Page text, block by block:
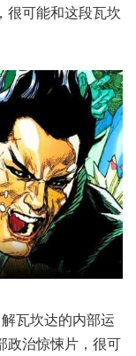
很可能和这段瓦坎
瓦坎达的内部运
政治惊悚片，很可